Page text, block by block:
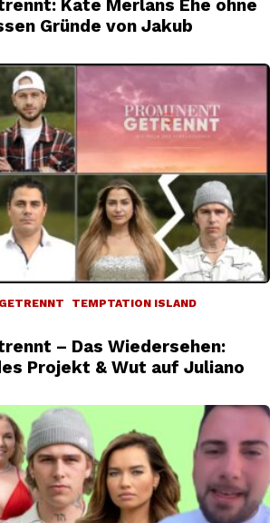
Kate Merlans Ehe ohne
Gründe von Jakub
TEMPTATION ISLAND
– Das Wiedersehen:
Projekt & Wut auf Juliano